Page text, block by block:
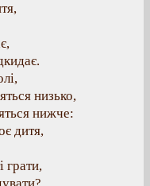
низько,
нижче:
дитя,
грати,